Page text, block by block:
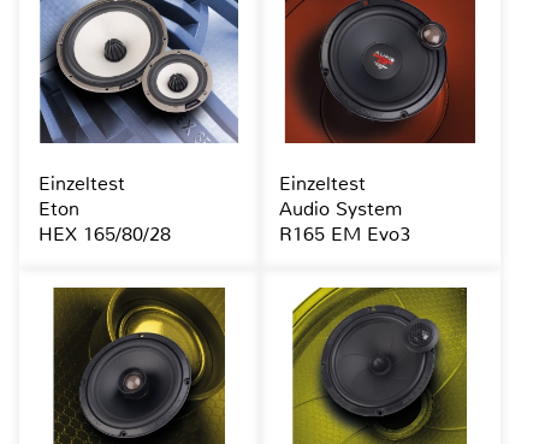
Einzeltest
Eton
HEX 165/80/28
Einzeltest
Audio System
R165 EM Evo3